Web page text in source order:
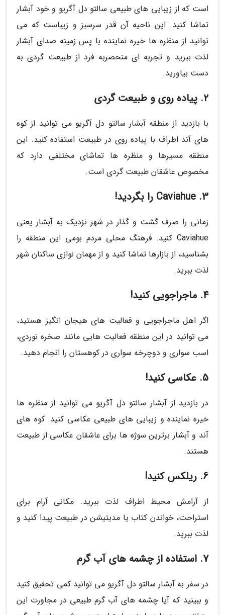
است که از زیبایی های طبیعی سالتو دل آگریو و خود آبشار
تماشا کنید. این ناحیه آن قدر سرسبز و زیباست که می
توانید از منظره ها خیره نماینده با پس زمینه صدای آبشار
لذت ببرید و تجربه ای منحصربه فرد از طبیعت گردی به
دست بیاورید.
2. پیاده روی و طبیعت گردی
با بازدید از منطقه آبشار سالتو دل آگریو می توانید از کوه
های آند اطراف با پیاده روی در طبیعت استفاده کنید. این
منطقه مسیرها و منظره ها تماشای مختلفی دارد که
مخصوص عاشقان طبیعت گردی است.
3. Caviahue را بگردید!
زمانی را صرف گشت و گذار در شهر نزدیک به آبشار یعنی
Caviahue کنید. فرهنگ محلی مردم بومی این منطقه را
بشناسید، از بازارها تماشا کنید و از مهمان نوازی ساکنان شهر
لذت ببرید.
4. ماجراجویی کنید!
اگر اهل ماجراجویی و فعالیت های هیجان انگیز هستید،
می توانید در این منطقه فعالیت هایی مانند صخره نوردی،
اسب سواری و دوچرخه سواری در کوهستان را انجام دهید.
5. عکاسی کنید!
در بازدید از آبشار سالتو دل آگریو می توانید از منظره ها
خیره نماینده و زیبایی های طبیعی عکاسی کنید. کوه های
آند و آبشار برترین سوژه ها برای عاشقان عکاسی از طبیعت
هستند.
6. ریلکس کنید!
از آرامش محیط اطراف لذت ببرید. مکانی آرام برای
استراحت، خواندن کتاب یا مدیتیشن در طبیعت پیدا کنید و
لذت ببرید.
7. استفاده از چشمه های آب گرم
در سفر به آبشار سالتو دل آگریو می توانید کمی تحقیق کنید
و ببینید که آیا چشمه های آب گرم طبیعی در مجاورت این